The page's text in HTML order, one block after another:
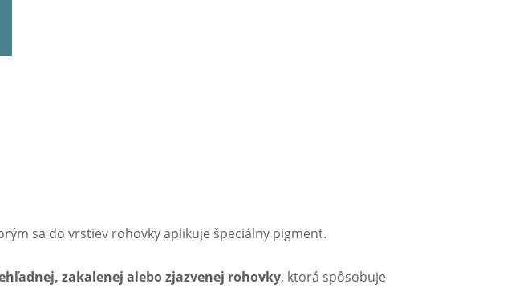
sa do vrstiev rohovky aplikuje špeciálny pigment.
zakalenej alebo zjazvenej rohovky, ktorá spôsobuje